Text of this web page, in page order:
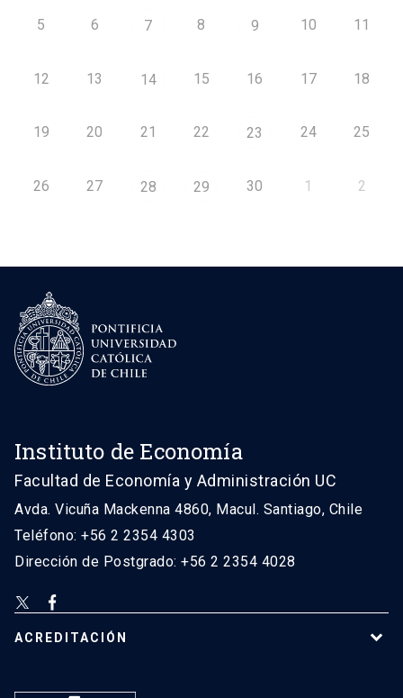
5 6 7 8 9 10 11
12 13 14 15 16 17 18
19 20 21 22 23 24 25
26 27 28 29 30 1 2
Instituto de Economía
Facultad de Economía y Administración UC
Avda. Vicuña Mackenna 4860, Macul. Santiago, Chile
Teléfono: +56 2 2354 4303
Dirección de Postgrado: +56 2 2354 4028
ACREDITACIÓN